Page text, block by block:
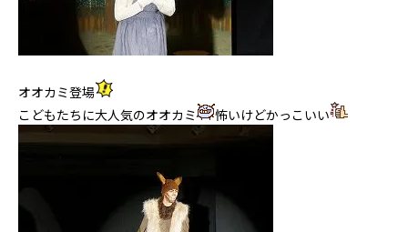
オオカミ登場
こどもたちに大人気のオオカミ
怖いけどかっこいい